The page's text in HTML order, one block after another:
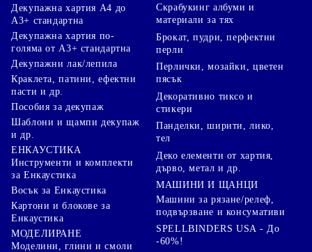
Декупажна хартия А4 до
А3+ стандартна
Декупажна хартия по-
голяма от А3+ стандартна
Декупажни лак/лепила
Краклета, патини, ефектни
пасти и др.
Пособия за декупаж
Шаблони и щампи декупаж
и др.
ЕНКАУСТИКА
Инструменти и комплекти
за Енкаустика
Восък за Енкаустика
Картони и блокове за
Енкаустика
МОДЕЛИРАНЕ
Моделини, глини и смоли
Скрабукинг албуми и
материали за тях
Брокат, пудри, перфектни
перли
Перлички, мозайки, цветен
пясък
Декоративно тиксо и
стикери
Панделки, ширити, лико,
тел
Деко елементи от хартия,
дърво, метал и др.
МАШИНИ И ЩАНЦИ
Машини за рязане/релеф,
подвързване и консумативи
SPELLBINDERS USA - До
-60%!